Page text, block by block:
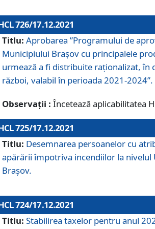
726/17.12.2021
Titlu: Aprobarea ”Programului de
Municipiului Braşov cu principalele
urmează a fi distribuite raționalizat, în
război, valabil în perioada 2021-2024”.
Observații : Încetează aplicabilitatea
725/17.12.2021
Titlu: Desemnarea persoanelor cu
apărării împotriva incendiilor la nivelul
Brașov.
724/17.12.2021
Titlu: Stabilirea taxelor pentru anul